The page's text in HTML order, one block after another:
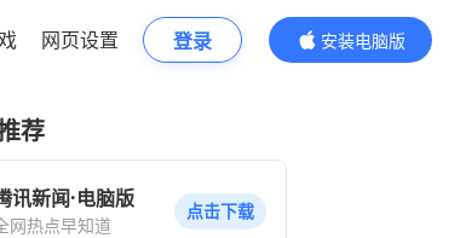
网页设置 登录
安装电脑版
内容更精彩
荐
讯新闻·电脑版
网热点早知道
点击下载